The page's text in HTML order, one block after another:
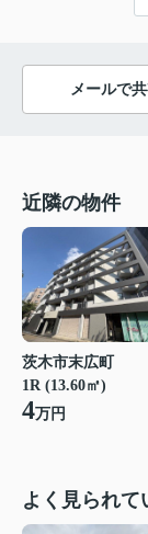
メールで
近隣の物件
茨木市末広町
1R (13.60㎡)
4万円
よく見られて